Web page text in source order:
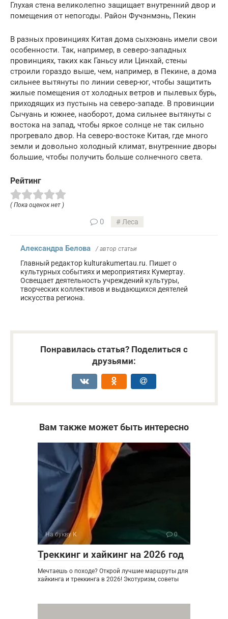
Глухая стена великолепно защищает внутренний двор и
помещения от непогоды. Район Фучэнмэнь, Пекин
В разных провинциях Китая дома сыхэюань имели свои
особенности. Так, например, в северо-западных
провинциях, таких как Ганьсу или Цинхай, стены
строили гораздо выше, чем, например, в Пекине, а дома
сильнее вытянуты по линии север-юг, чтобы защитить
жилые помещения от холодных ветров и пылевых бурь,
приходящих из пустынь на северо-западе. В провинции
Сычуань и южнее, наоборот, дома сильнее вытянуты с
востока на запад, чтобы яркое солнце не так сильно
прогревало двор. На северо-востоке Китая, где много
земли и довольно холодный климат, внутренние дворы
большие, чтобы получить больше солнечного света.
Рейтинг
( Пока оценок нет )
0 Леса
Александра Белова / автор статьи
Главный редактор kulturakumertau.ru. Пишет о
культурных событиях и мероприятиях Кумертау.
Освещает деятельность учреждений культуры,
творческих коллективов и выдающихся деятелей
искусства региона.
Понравилась статья? Поделиться с
друзьями:
Вам также может быть интересно
На букву К 0
Треккинг и хайкинг на 2026 год
Мечтаешь о походе? Открой лучшие маршруты для
хайкинга и треккинга в 2026! Экотуризм, советы